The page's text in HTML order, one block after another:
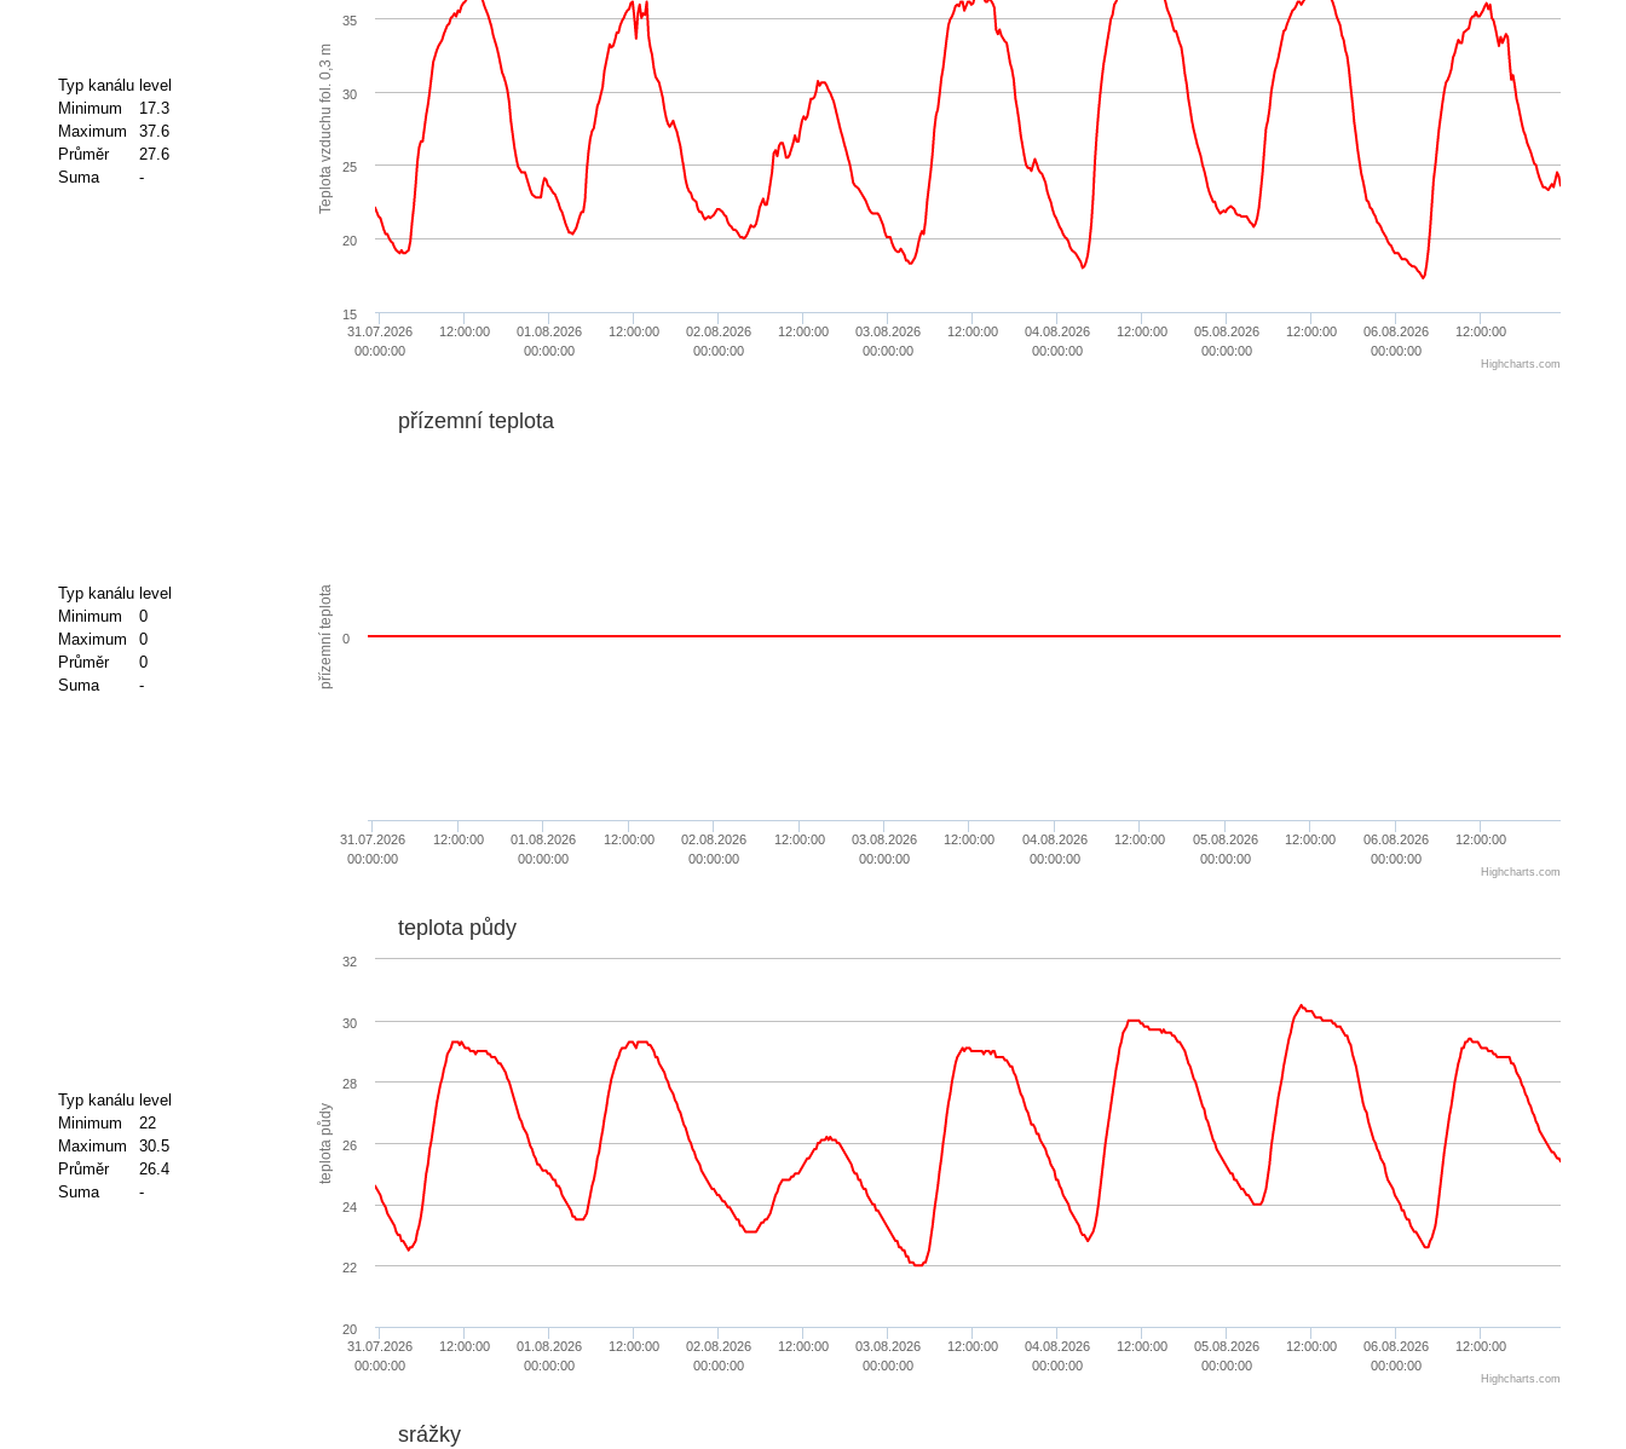
Typ kanálu level
Minimum
17.3
Maximum
37.6
Průměr
27.6
Suma
- Teplota vzduchu fol. 0,3 m
31.07.2026
00:00:00
12:00:00
01.08.2026
00:00:00
12:00:00
02.08.2026
00:00:00
12:00:00
03.08.2026
00:00:00
12:00:00
04.08.2026
00:00:00
12:00:00
05.08.2026
00:00:00
12:00:00
06.08.2026
00:00:00
12:00:00
15
20
25
30
35
Highcharts.com
Typ kanálu level
Minimum
0
Maximum
0
Průměr
0
Suma
- přízemní teplota
přízemní teplota
31.07.2026
00:00:00
12:00:00
01.08.2026
00:00:00
12:00:00
02.08.2026
00:00:00
12:00:00
03.08.2026
00:00:00
12:00:00
04.08.2026
00:00:00
12:00:00
05.08.2026
00:00:00
12:00:00
06.08.2026
00:00:00
12:00:00
0
Highcharts.com
Typ kanálu level
Minimum
22
Maximum
30.5
Průměr
26.4
Suma
-
teplota půdy
teplota půdy
31.07.2026
00:00:00
12:00:00
01.08.2026
00:00:00
12:00:00
02.08.2026
00:00:00
12:00:00
03.08.2026
00:00:00
12:00:00
04.08.2026
00:00:00
12:00:00
05.08.2026
00:00:00
12:00:00
06.08.2026
00:00:00
12:00:00
20
22
24
26
28
30
32
Highcharts.com
srážky